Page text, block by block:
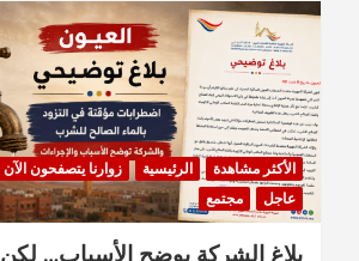
الأكثر مشاهدة الرئيسية
زوارنا يتصفحون الآن
عاجل
مجتمع
بلاغ الشركة يوضح الأسباب… لكن